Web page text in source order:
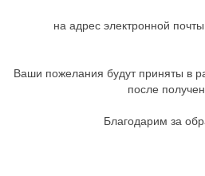
на адрес электронной
Ваши пожелания будут приняты в
после
Благодарим за